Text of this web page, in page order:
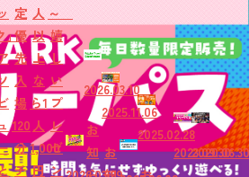
」
ビ
定
優
先
入
場
120
分
チ
人
以
上
な
ら1
人
1,000
円
～
嬉
し
い
プ
レ
ゼ
ン
2026.03.10
お
知
2025.11.06
お
2025.02.28
2023.09.30
2020.06.30